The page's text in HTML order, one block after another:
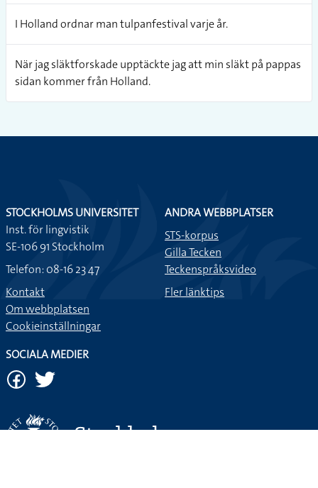
I Holland ordnar man tulpanfestival varje år.
När jag släktforskade upptäckte jag att min släkt på pappas
sidan kommer från Holland.
STOCKHOLMS UNIVERSITET
Inst. för lingvistik
SE-106 91 Stockholm
Telefon: 08-16 23 47
Kontakt
Om webbplatsen
Cookieinställningar
ANDRA WEBBPLATSER
STS-korpus
Gilla Tecken
Teckenspråksvideo
Fler länktips
SOCIALA MEDIER